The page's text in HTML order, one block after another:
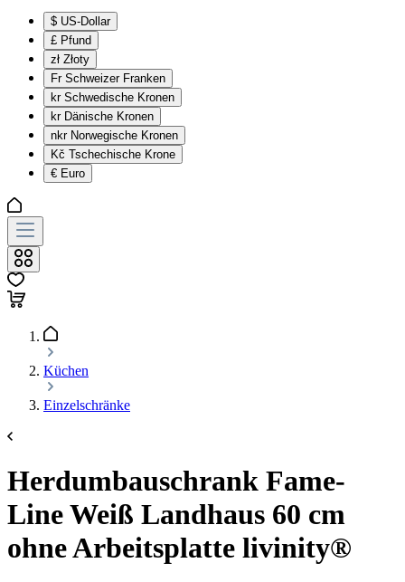
$ US-Dollar
£ Pfund
zł Złoty
Fr Schweizer Franken
kr Schwedische Kronen
kr Dänische Kronen
nkr Norwegische Kronen
Kč Tschechische Krone
€ Euro
Küchen
Einzelschränke
Herdumbauschrank Fame-
Line Weiß Landhaus 60 cm
ohne Arbeitsplatte livinity®